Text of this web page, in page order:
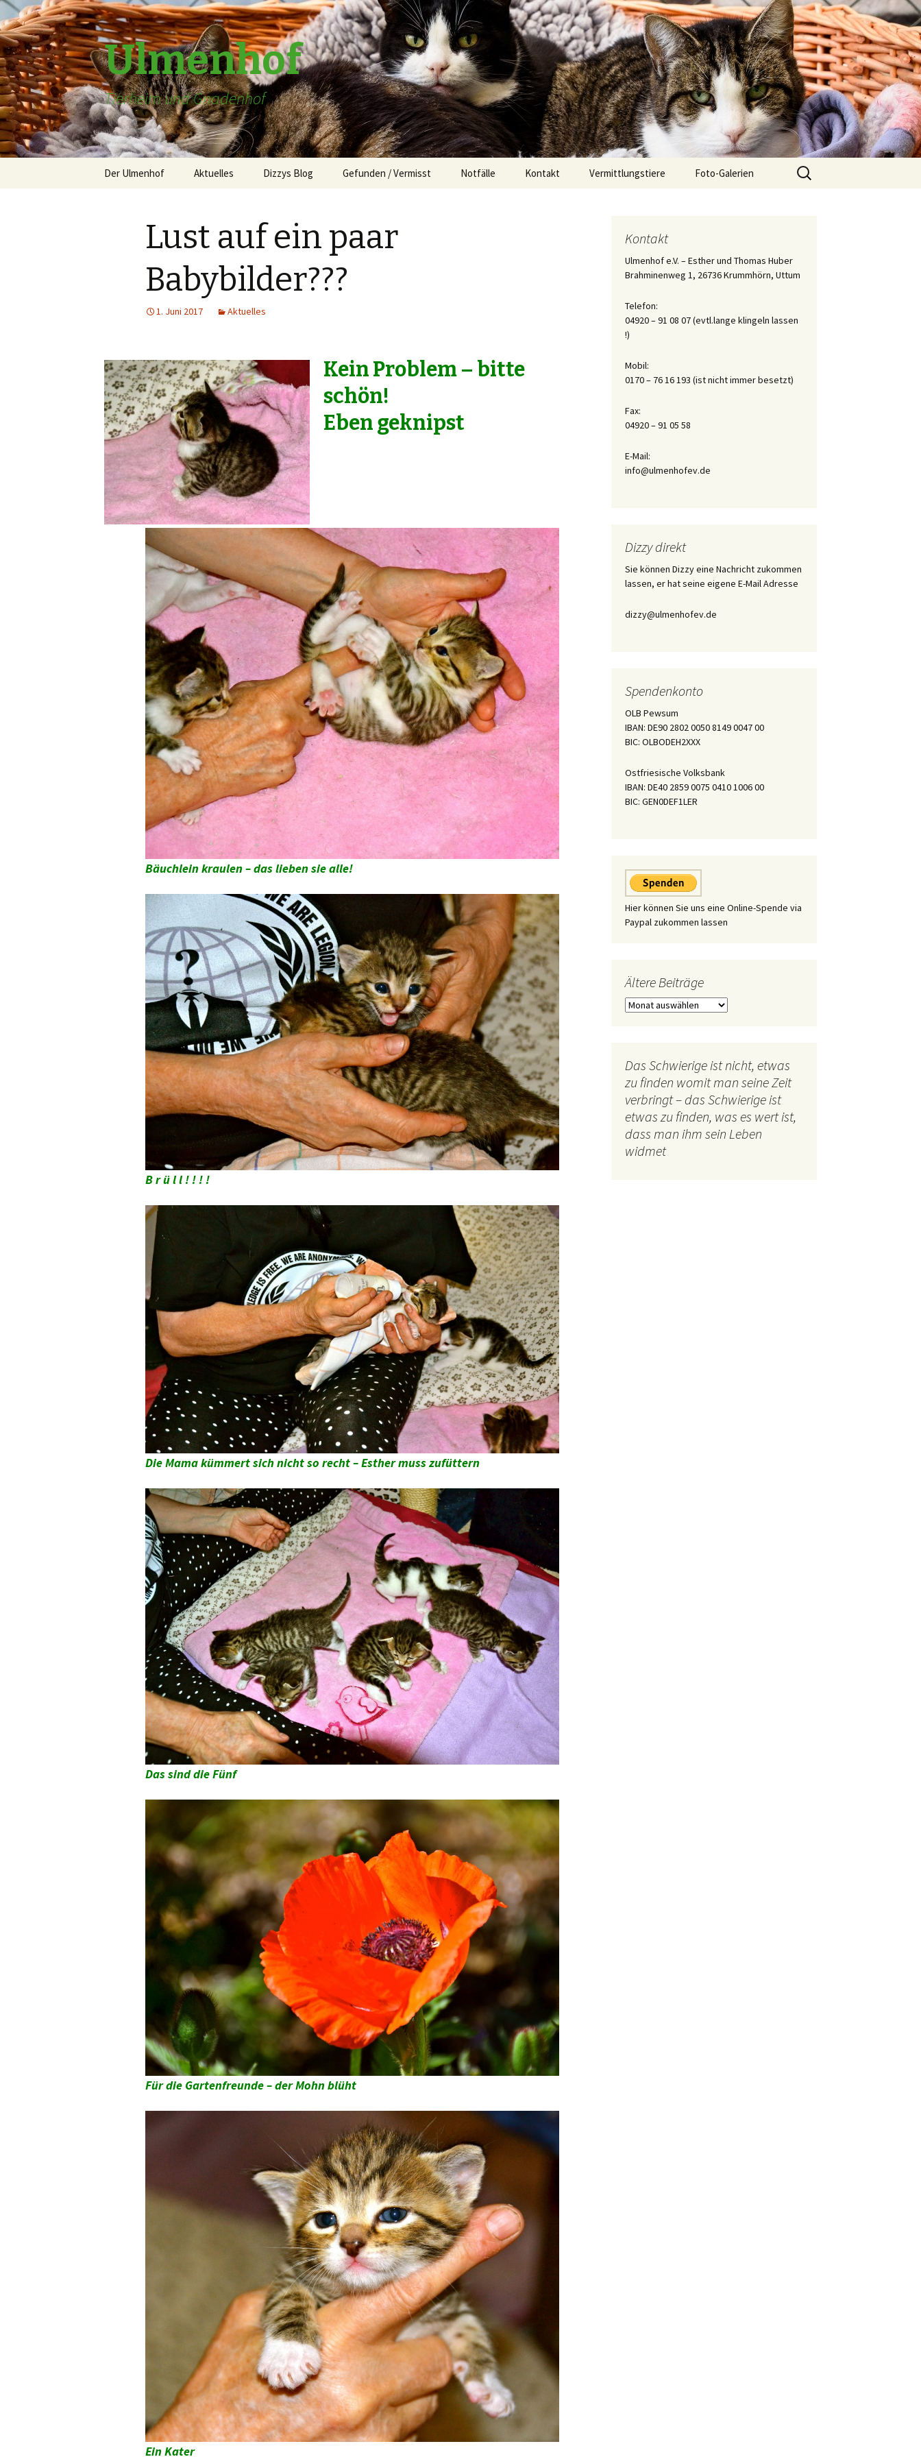
Ulmenhof
Tierheim und Gnadenhof
Der Ulmenhof
Patenschaften
Aktuelles Dizzys Blog Gefunden / Vermisst Notfälle Kontakt Vermittlungstiere
Erfolgsgeschichten
Foto-Galerien
Die Aufzucht von
Katerchen „Eisi Gulp“
Suchen
nach:
Lust auf ein paar
Babybilder???
1. Juni 2017 Aktuelles
Kein Problem – bitte
schön!
Eben geknipst
Bäuchlein kraulen – das lieben sie alle!
B r ü l l ! ! ! !
Die Mama kümmert sich nicht so recht – Esther muss zufüttern
Das sind die Fünf
Für die Gartenfreunde – der Mohn blüht
Ein Kater
Kontakt
Ulmenhof e.V. – Esther und Thomas Huber
Brahminenweg 1, 26736 Krummhörn, Uttum
Telefon:
04920 – 91 08 07 (evtl.lange klingeln lassen
!)
Mobil:
0170 – 76 16 193 (ist nicht immer besetzt)
Fax:
04920 – 91 05 58
E-Mail:
info@ulmenhofev.de
Dizzy direkt
Sie können Dizzy eine Nachricht zukommen
lassen, er hat seine eigene E-Mail Adresse
dizzy@ulmenhofev.de
Spendenkonto
OLB Pewsum
IBAN: DE90 2802 0050 8149 0047 00
BIC: OLBODEH2XXX
Ostfriesische Volksbank
IBAN: DE40 2859 0075 0410 1006 00
BIC: GEN0DEF1LER
Hier können Sie uns eine Online-Spende via
Paypal zukommen lassen
Ältere Beiträge
Ältere
Das Schwierige ist nicht, etwas
zu finden womit man seine Zeit
verbringt – das Schwierige ist
etwas zu finden, was es wert ist,
dass man ihm sein Leben
widmet